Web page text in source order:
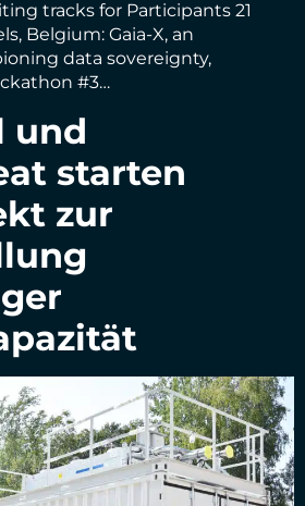
tracks for Participants 21
Belgium: Gaia-X, an
data sovereignty,
#3…
und
starten
zur